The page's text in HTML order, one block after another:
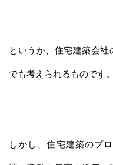
というか、住宅建築会
でも考えられるものです。
しかし、住宅建築のプ